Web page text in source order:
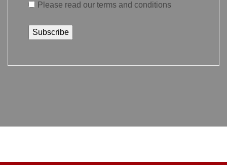
Please read our terms and conditions